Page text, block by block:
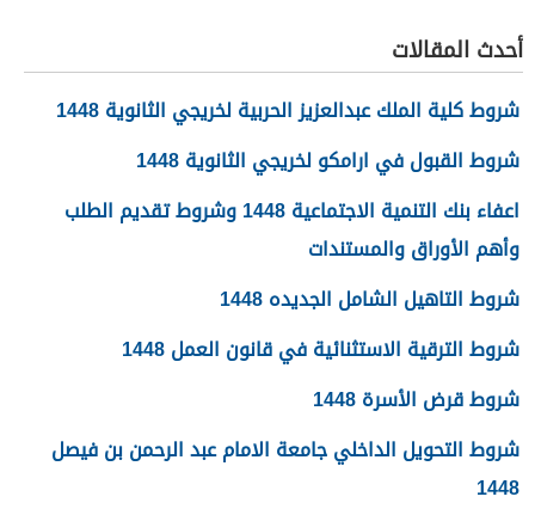
أحدث المقالات
شروط كلية الملك عبدالعزيز الحربية لخريجي الثانوية 1448
شروط القبول في ارامكو لخريجي الثانوية 1448
اعفاء بنك التنمية الاجتماعية 1448 وشروط تقديم الطلب
وأهم الأوراق والمستندات
شروط التاهيل الشامل الجديده 1448
شروط الترقية الاستثنائية في قانون العمل 1448
شروط قرض الأسرة 1448
شروط التحويل الداخلي جامعة الامام عبد الرحمن بن فيصل
1448